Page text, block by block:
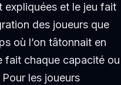
expliquées et le jeu fait
des joueurs que
où l’on tâtonnait en
fait chaque capacité ou
les joueurs